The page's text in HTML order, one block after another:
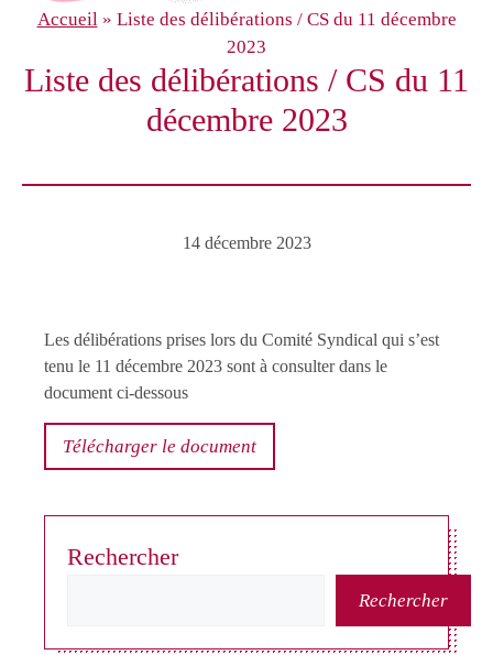
Accueil» Liste des délibérations / CS du 11 décembre
2023
Liste des délibérations / CS du 11
décembre 2023
14 décembre 2023
Les délibérations prises lors du Comité Syndical qui s’est
tenu le 11 décembre 2023 sont à consulter dans le
document ci-dessous
Télécharger le document
Rechercher
Rechercher